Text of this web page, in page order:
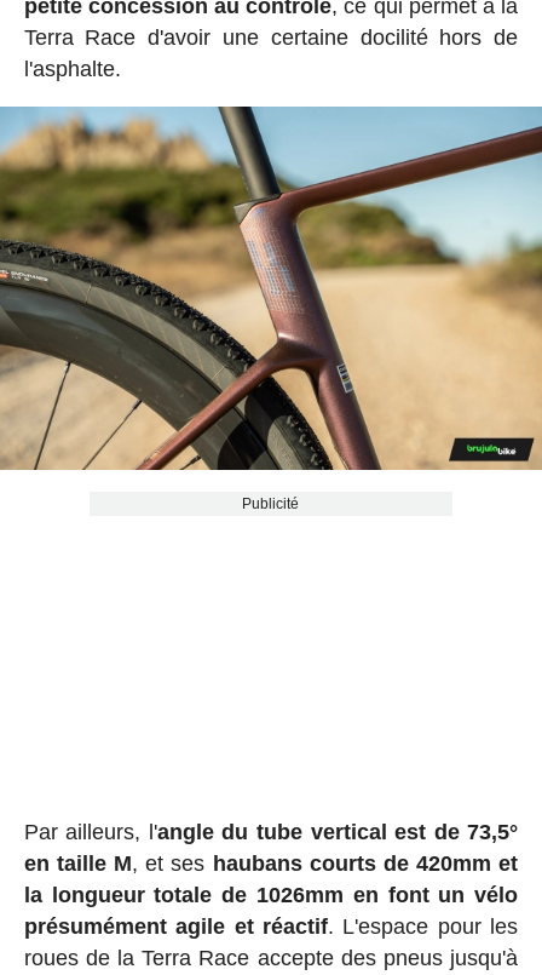
petite concession au contrôle, ce qui permet à la
Terra Race d'avoir une certaine docilité hors de
l'asphalte.
Publicité
Par ailleurs, l'angle du tube vertical est de 73,5°
en taille M, et ses haubans courts de 420mm et
la longueur totale de 1026mm en font un vélo
présumément agile et réactif. L'espace pour les
roues de la Terra Race accepte des pneus jusqu'à